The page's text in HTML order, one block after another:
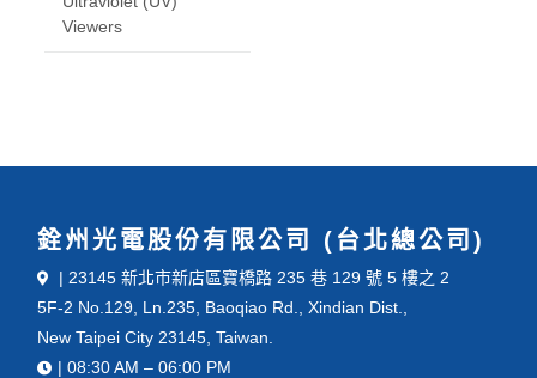
Viewers
銓州光電股份有限公司 (台北總公司)
| 23145 新北市新店區寶橋路 235 巷 129 號 5 樓之 2
5F-2 No.129, Ln.235, Baoqiao Rd., Xindian Dist.,
New Taipei City 23145, Taiwan.
| 08:30 AM – 06:00 PM